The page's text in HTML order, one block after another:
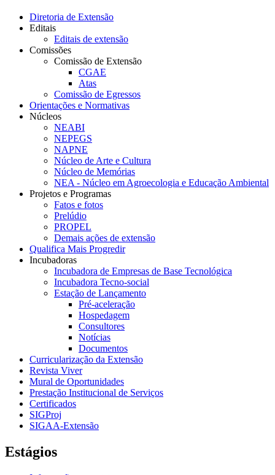
Diretoria de Extensão
Editais
Editais de extensão
Comissões
Comissão de Extensão
CGAE
Atas
Comissão de Egressos
Orientações e Normativas
Núcleos
NEABI
NEPEGS
NAPNE
Núcleo de Arte e Cultura
Núcleo de Memórias
NEA - Núcleo em Agroecologia e Educação Ambiental
Projetos e Programas
Fatos e fotos
Prelúdio
PROPEL
Demais ações de extensão
Qualifica Mais Progredir
Incubadoras
Incubadora de Empresas de Base Tecnológica
Incubadora Tecno-social
Estação de Lançamento
Pré-aceleração
Hospedagem
Consultores
Notícias
Documentos
Curricularização da Extensão
Revista Viver
Mural de Oportunidades
Prestação Institucional de Serviços
Certificados
SIGProj
SIGAA-Extensão
Estágios